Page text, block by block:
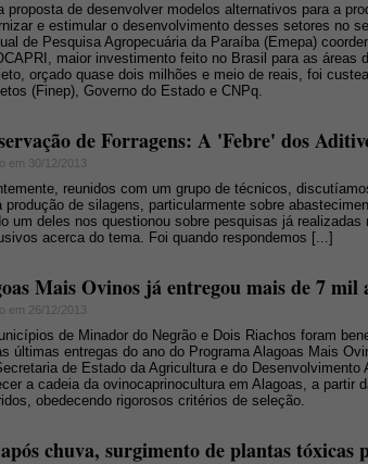
proposta de desenvolver modelos alternativos para a
e estimular o desenvolvimento desses setores no
de Pesquisa Agropecuária da Paraíba (Emepa)
maior investimento feito no Brasil para as áreas
orçado quase dois milhões e meio de reais, foi
(Finep), Governo do Estado e CNPq.
de Forragens: A 'Febre' dos
em 30/12/2013
reunidos com um grupo de técnicos,
produção de silagens, particularmente sobre
um deles nos questionou sobre pesquisas já realizadas
acerca do tema. Foi quando respondemos [...]
Mais Ovinos já entregou mais de 7
em 26/12/2013
de Minador do Negrão e Dois Riachos foram
últimas entregas do ano do Programa Alagoas Mais
de Estado da Agricultura e do Desenvolvimento
a cadeia da ovinocaprinocultura em Alagoas, a partir
obedecendo rigorosos critérios de seleção.
chuva, surgimento de plantas tóxicas